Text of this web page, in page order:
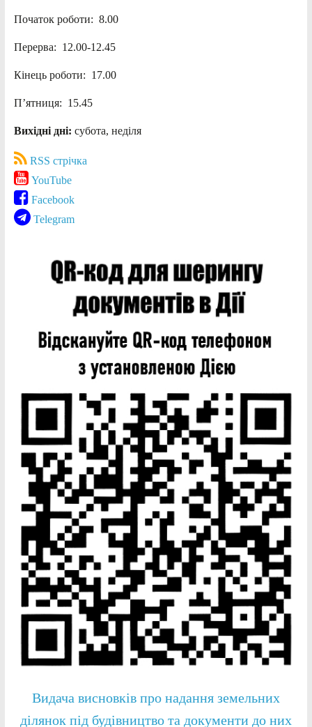
Початок роботи: 8.00
Перерва: 12.00-12.45
Кінець роботи: 17.00
П’ятниця: 15.45
Вихідні дні: субота, неділя
RSS стрічка
YouTube
Facebook
Telegram
Видача висновків про надання земельних
ділянок під будівництво та документи до них